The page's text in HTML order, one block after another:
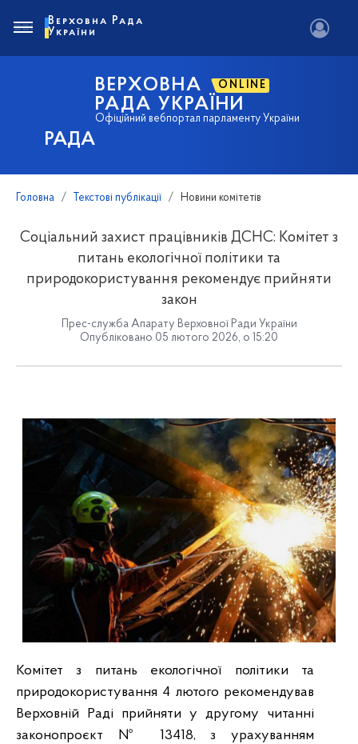
РАДА
ВЕРХОВНА ONLINE
РАДА УКРАЇНИ
Офіційний вебпортал парламенту України
Верховна Рада
України
Головна Текстові публікації Новини комітетів
Соціальний захист працівників ДСНС: Комітет з
питань екологічної політики та
природокористування рекомендує прийняти
закон
Прес-служба Апарату Верховної Ради України
Опубліковано 05 лютого 2026, о 15:20
Комітет з питань екологічної політики та
природокористування 4 лютого рекомендував
Верховній Раді прийняти у другому читанні
законопроєкт № 13418, з урахуванням